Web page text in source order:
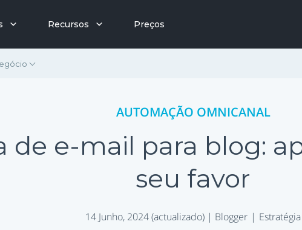
Recursos Preços
AUTOMAÇÃO OMNICANAL
de e-mail para blog:
seu favor
14 Junho, 2024 (actualizado) | Blogger Estratégia